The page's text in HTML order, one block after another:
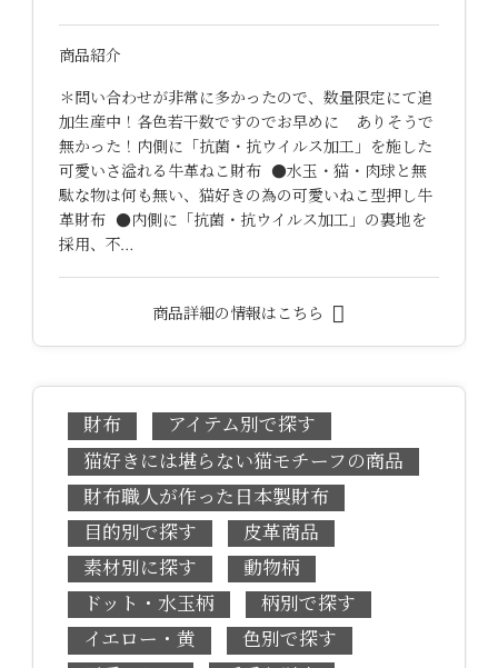
商品紹介
＊問い合わせが非常に多かったので、数量限定にて追
加生産中！各色若干数ですのでお早めに ありそうで
無かった！内側に「抗菌・抗ウイルス加工」を施した
可愛いさ溢れる牛革ねこ財布 ●水玉・猫・肉球と無
駄な物は何も無い、猫好きの為の可愛いねこ型押し牛
革財布 ●内側に「抗菌・抗ウイルス加工」の裏地を
採用、不…
商品詳細の情報はこちら
財布
アイテム別で探す
猫好きには堪らない猫モチーフの商品
財布職人が作った日本製財布
目的別で探す
皮革商品
素材別に探す
動物柄
ドット・水玉柄
柄別で探す
イエロー・黄
色別で探す